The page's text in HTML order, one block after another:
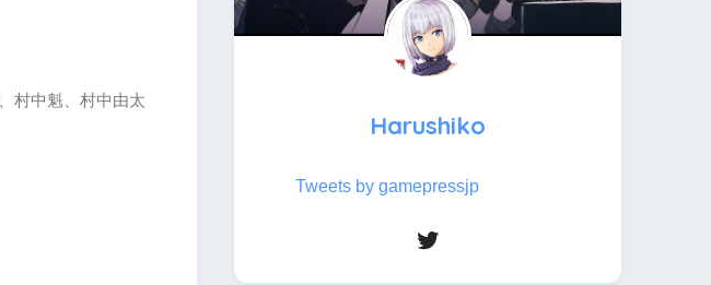
村中魁、村中由太
Harushiko
Tweets by gamepressjp